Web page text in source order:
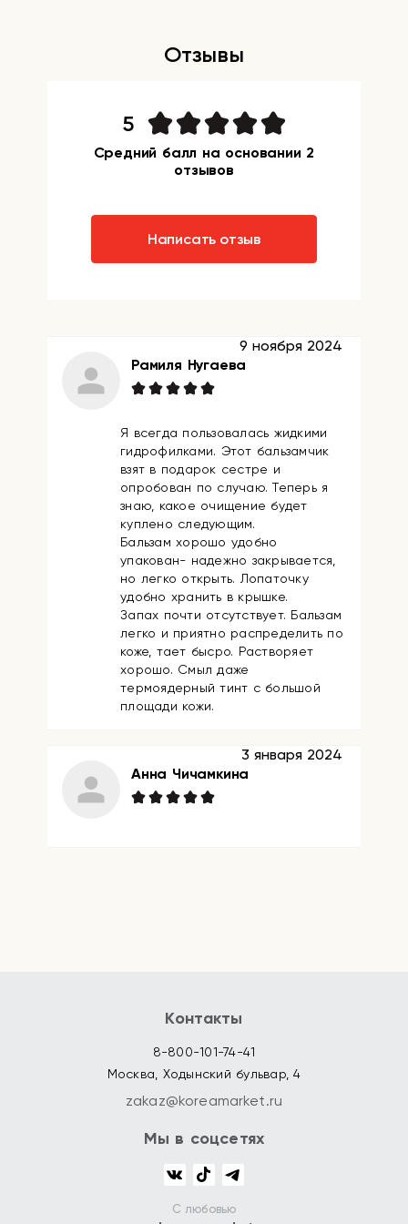
Отзывы
Рамиля Нугаева
Я всегда пользовалась жидкими
гидрофилками. Этот бальзамчик
взят в подарок сестре и
опробован по случаю. Теперь я
знаю, какое очищение будет
куплено следующим.
Бальзам хорошо удобно
упакован- надежно закрывается,
но легко открыть. Лопаточку
удобно хранить в крышке.
Запах почти отсутствует. Бальзам
легко и приятно распределить по
коже, тает бысро. Растворяет
хорошо. Смыл даже
термоядерный тинт с большой
площади кожи.
9 ноября 2024
Анна Чичамкина
3 января 2024
5
Средний балл на основании 2
отзывов
Написать отзыв
Контакты
8-800-101-74-41
Москва, Ходынский бульвар, 4
zakaz@koreamarket.ru
Мы в соцсетях
С любовью